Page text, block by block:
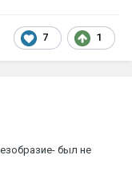
7 1
был не